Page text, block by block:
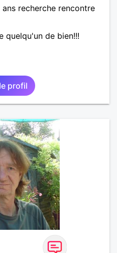
recherche rencontre
quelqu'un de bien!!!
profil